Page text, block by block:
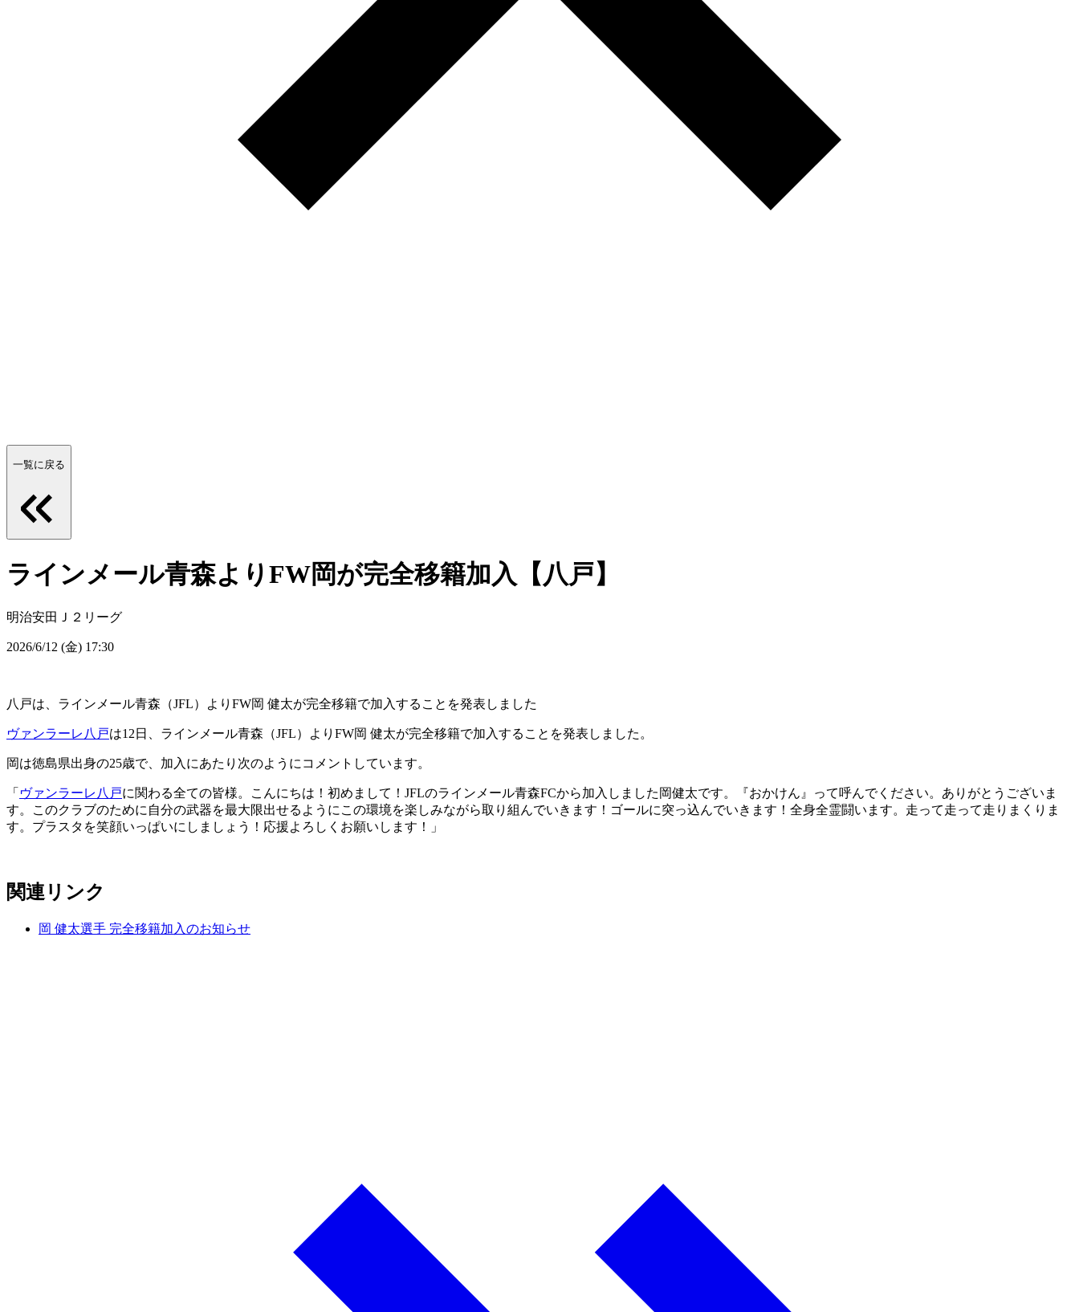
一覧に戻る
ラインメール青森よりFW岡が完全移籍加入【八戸】
明治安田Ｊ２リーグ
2026/6/12 (金) 17:30
八戸は、ラインメール青森（JFL）よりFW岡 健太が完全移籍で加入することを発表しました
ヴァンラーレ八戸は12日、ラインメール青森（JFL）よりFW岡 健太が完全移籍で加入することを発表しました。
岡は徳島県出身の25歳で、加入にあたり次のようにコメントしています。
「 ヴァンラーレ八戸に関わる全ての皆様。こんにちは！初めまして！JFLのラインメール青森FCから加入しました岡健太です。『おかけん』って呼んでください。ありがとうございま
す。このクラブのために自分の武器を最大限出せるようにこの環境を楽しみながら取り組んでいきます！ゴールに突っ込んでいきます！全身全霊闘います。走って走って走りまくりま
す。プラスタを笑顔いっぱいにしましょう！応援よろしくお願いします！」
関連リンク
岡 健太選手 完全移籍加入のお知らせ